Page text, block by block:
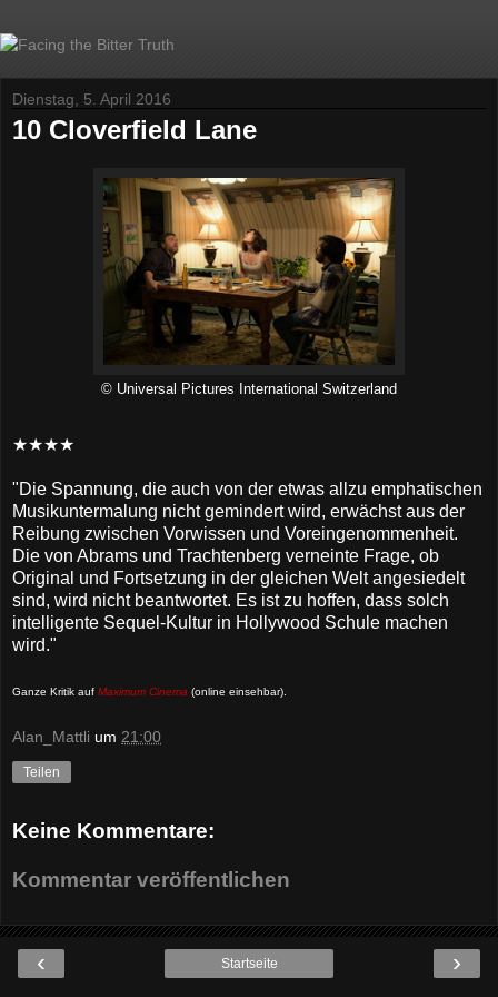
Dienstag, 5. April 2016
10 Cloverfield Lane
© Universal Pictures International Switzerland
★★★★
"Die Spannung, die auch von der etwas allzu emphatischen
Musikuntermalung nicht gemindert wird, erwächst aus der
Reibung zwischen Vorwissen und Voreingenommenheit.
Die von Abrams und Trachtenberg verneinte Frage, ob
Original und Fortsetzung in der gleichen Welt angesiedelt
sind, wird nicht beantwortet. Es ist zu hoffen, dass solch
intelligente Sequel-Kultur in Hollywood Schule machen
wird."
Ganze Kritik auf Maximum Cinema (online einsehbar)
Alan_Mattli um 21:00
Teilen
Keine Kommentare:
Kommentar veröffentlichen
‹ ›
Startseite